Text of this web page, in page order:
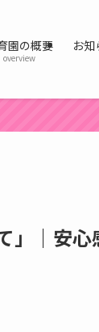
園の概要
overview
お
＼ 参
」｜安